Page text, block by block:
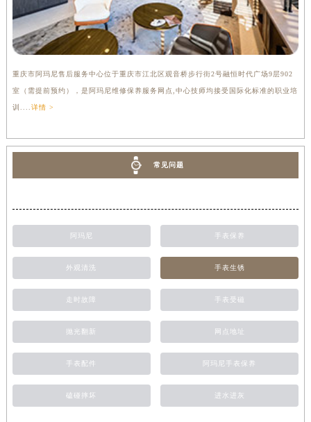
重庆市阿玛尼售后服务中心位于重庆市江北区观音桥步行街2号融恒时代广场9层902
室（需提前预约），是阿玛尼维修保养服务网点,中心技师均接受国际化标准的职业培
训.... 详情 >
常见问题
阿玛尼 手表保养
外观清洗 手表生锈
走时故障 手表受磁
抛光翻新 网点地址
手表配件 阿玛尼手表保养
磕碰摔坏 进水进灰